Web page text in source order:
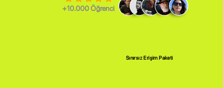
+10.000 Öğrenci
Sınırsız Erişim Paketi